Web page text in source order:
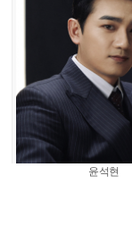
윤석현